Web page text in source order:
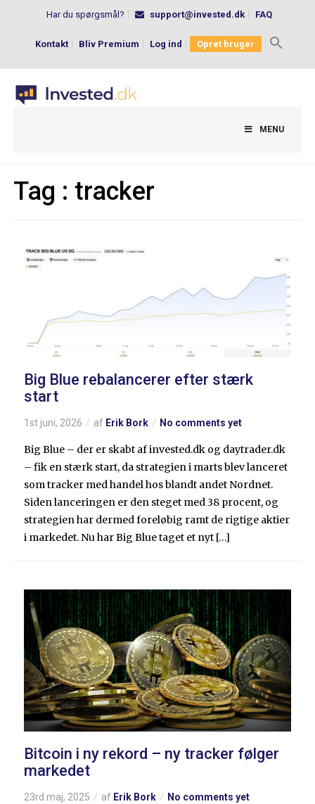
Har du spørgsmål? support@invested.dk FAQ
Kontakt Bliv Premium Log ind Opret bruger
Search
MENU
Tag : tracker
Big Blue rebalancerer efter stærk
start
1st juni, 2026 af Erik Bork No comments yet
Big Blue – der er skabt af invested.dk og daytrader.dk
– fik en stærk start, da strategien i marts blev lanceret
som tracker med handel hos blandt andet Nordnet.
Siden lanceringen er den steget med 38 procent, og
strategien har dermed foreløbig ramt de rigtige aktier
i markedet. Nu har Big Blue taget et nyt […]
Bitcoin i ny rekord – ny tracker følger
markedet
23rd maj, 2025 af Erik Bork No comments yet